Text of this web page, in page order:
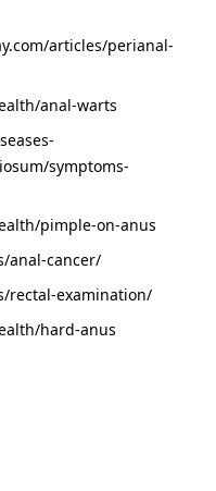
articles/perianal-
anal-warts
symptoms-
pimple-on-anus
anal-cancer/
rectal-examination/
hard-anus